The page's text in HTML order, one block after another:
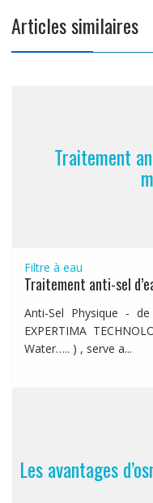
Articles similaires
Traitement
Filtre à eau
Traitement anti-sel
Anti-Sel Physique -
EXPERTIMA
Water….. ) , serve a...
Les avantages